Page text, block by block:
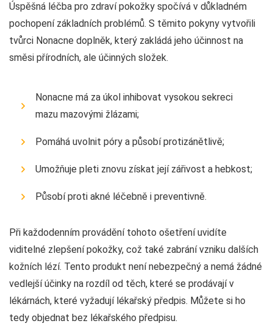
Úspěšná léčba pro zdraví pokožky spočívá v důkladném
pochopení základních problémů. S těmito pokyny vytvořili
tvůrci Nonacne doplněk, který zakládá jeho účinnost na
směsi přírodních, ale účinných složek.
Nonacne má za úkol inhibovat vysokou sekreci
mazu mazovými žlázami;
Pomáhá uvolnit póry a působí protizánětlivě;
Umožňuje pleti znovu získat její zářivost a hebkost;
Působí proti akné léčebně i preventivně.
Při každodenním provádění tohoto ošetření uvidíte
viditelné zlepšení pokožky, což také zabrání vzniku dalších
kožních lézí. Tento produkt není nebezpečný a nemá žádné
vedlejší účinky na rozdíl od těch, které se prodávají v
lékárnách, které vyžadují lékařský předpis. Můžete si ho
tedy objednat bez lékařského předpisu.